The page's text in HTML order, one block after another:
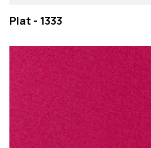
Plat - 1333